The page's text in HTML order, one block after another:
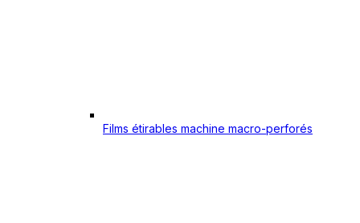
Films étirables machine macro-perforés